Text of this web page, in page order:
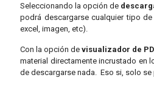
Seleccionando la opción de
podrá descargarse cualquier tipo
excel, imagen, etc).
Con la opción de visualizador de
material directamente incrustado en
de descargarse nada. Eso si, solo se